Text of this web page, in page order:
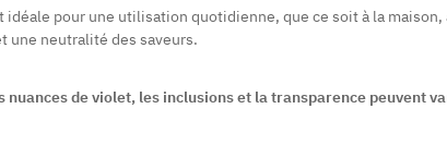
pour une utilisation quotidienne, que ce soit à la
une neutralité des saveurs.
de violet, les inclusions et la transparence peuvent